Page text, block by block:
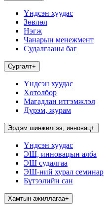
Үндсэн хуудас
Зөвлөл
Нэгж
Чанарын менежмент
Судалгааны баг
Сургалт+
Үндсэн хуудас
Хөтөлбөр
Магадлан итгэмжлэл
Дүрэм, журам
Эрдэм шинжилгээ, инновац+
Үндсэн хуудас
ЭШ, инновацын алба
ЭШ судалгаа
ЭШ-ний хурал семинар
Бүтээлийн сан
Хамтын ажиллагаа+